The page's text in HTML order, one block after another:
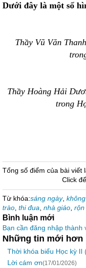
Dưới đây là một số
Thầy Vũ Văn
Thầy Hoàng Hải
trong
Tổng số điểm của bài viết
Click
Từ khóa:sáng ngày,
trào thi đua nhà giáo rộn
Bình luận mới
Bạn cần đăng nhập
Những tin mới hơn
Thời khóa biểu Học kỳ II
Lời cám ơn(17/01/2026)